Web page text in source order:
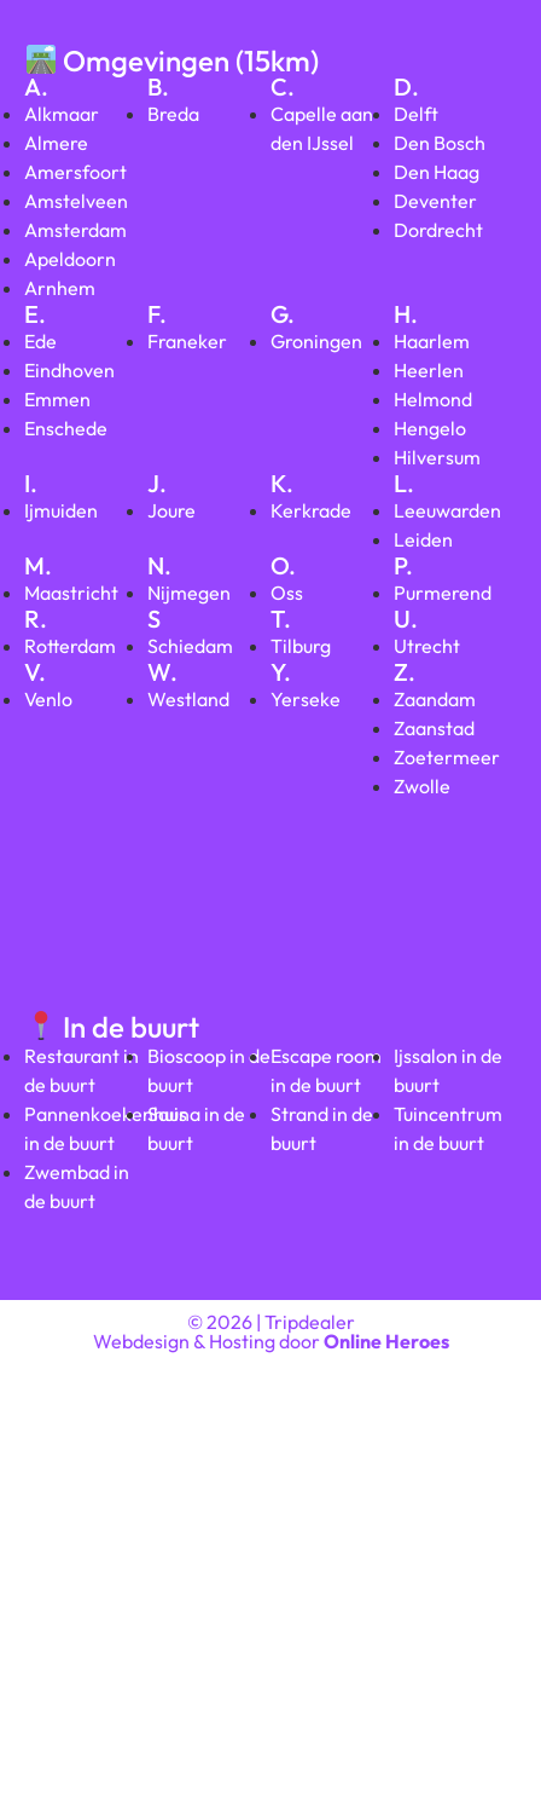
Omgevingen (15km)
A.
Alkmaar
Almere
Amersfoort
Amstelveen
Amsterdam
Apeldoorn
Arnhem
B.
Breda
C.
Capelle aan
den IJssel
D.
Delft
Den Bosch
Den Haag
Deventer
Dordrecht
E.
Ede
Eindhoven
Emmen
Enschede
F.
Franeker
G.
Groningen
H.
Haarlem
Heerlen
Helmond
Hengelo
Hilversum
I.
Ijmuiden
J.
Joure
K.
Kerkrade
L.
Leeuwarden
Leiden
M.
Maastricht
N.
Nijmegen
O.
Oss
P.
Purmerend
R.
Rotterdam
S
Schiedam
T.
Tilburg
U.
Utrecht
V.
Venlo
W.
Westland
Y.
Yerseke
Z.
Zaandam
Zaanstad
Zoetermeer
Zwolle
In de buurt
Restaurant in
de buurt
Pannenkoekenhuis
in de buurt
Zwembad in
de buurt
Bioscoop in de
buurt
Sauna in de
buurt
Escape room
in de buurt
Strand in de
buurt
Ijssalon in de
buurt
Tuincentrum
in de buurt
© 2026 | Tripdealer
Webdesign & Hosting doorOnline Heroes